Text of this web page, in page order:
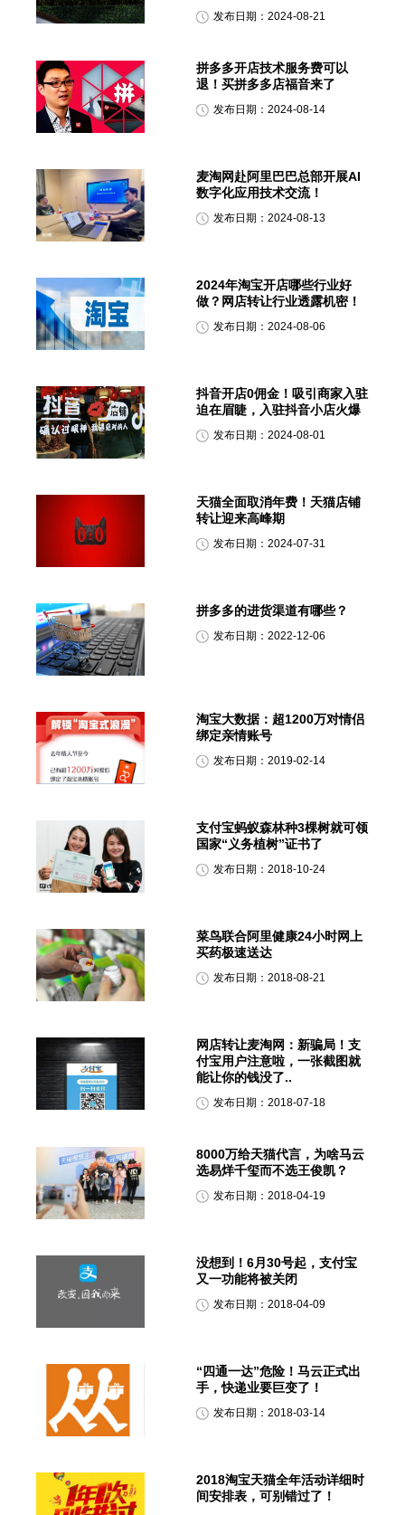
发布日期：2024-08-21
拼多多开店技术服务费可以
退！买拼多多店福音来了
发布日期：2024-08-14
麦淘网赴阿里巴巴总部开展AI
数字化应用技术交流！
发布日期：2024-08-13
2024年淘宝开店哪些行业好
做？网店转让行业透露机密！
发布日期：2024-08-06
抖音开店0佣金！吸引商家入驻
迫在眉睫，入驻抖音小店火爆
发布日期：2024-08-01
天猫全面取消年费！天猫店铺
转让迎来高峰期
发布日期：2024-07-31
拼多多的进货渠道有哪些？
发布日期：2022-12-06
淘宝大数据：超1200万对情侣
绑定亲情账号
发布日期：2019-02-14
支付宝蚂蚁森林种3棵树就可领
国家“义务植树”证书了
发布日期：2018-10-24
菜鸟联合阿里健康24小时网上
买药极速送达
发布日期：2018-08-21
网店转让麦淘网：新骗局！支
付宝用户注意啦，一张截图就
能让你的钱没了..
发布日期：2018-07-18
8000万给天猫代言，为啥马云
选易烊千玺而不选王俊凯？
发布日期：2018-04-19
没想到！6月30号起，支付宝
又一功能将被关闭
发布日期：2018-04-09
“四通一达”危险！马云正式出
手，快递业要巨变了！
发布日期：2018-03-14
2018淘宝天猫全年活动详细时
间安排表，可别错过了！